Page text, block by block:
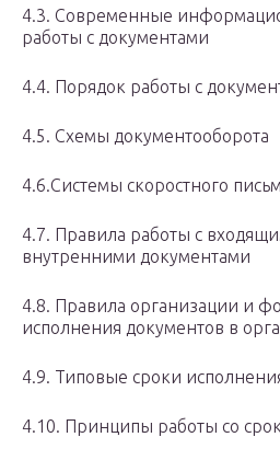
4.3. Современные
работы с документами
4.4. Порядок работы с
4.5. Схемы документооборота
4.6.Системы скоростного
4.7. Правила работы с
внутренними документами
4.8. Правила организации и
исполнения документов в
4.9. Типовые сроки
4.10. Принципы работы со